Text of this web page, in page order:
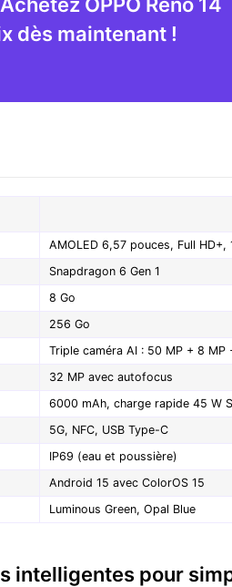
dès maintenant !
AMOLED 6,57 pouces, Full HD+,
Snapdragon 6 Gen 1
8 Go
256 Go
Triple caméra AI : 50 MP + 8 MP
32 MP avec autofocus
6000 mAh, charge rapide 45 W
5G, NFC, USB Type-C
IP69 (eau et poussière)
Android 15 avec ColorOS 15
Luminous Green, Opal Blue
intelligentes pour